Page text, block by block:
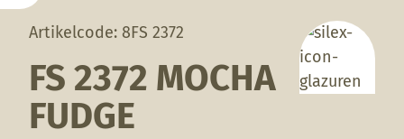
Artikelcode: 8FS 2372
FS 2372 MOCHA
FUDGE